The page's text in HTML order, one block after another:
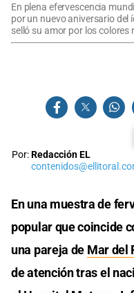
En plena efervescencia
por un nuevo aniversario
selló su amor por los colores
Por:Redacción EL
En una muestra de
popular que coincide
una pareja de Mar del
de atención tras el